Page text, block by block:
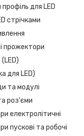
для LED
стрічками
прожектори
для LED)
та модулі
роз'єми
електролітичні
пускові та робочі